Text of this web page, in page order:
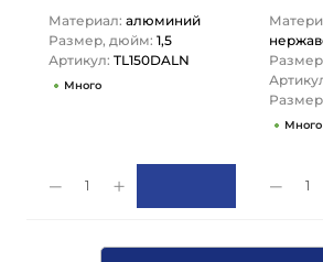
LOCK
Материал: алюминий
Размер, дюйм: 1,5
Артикул: TL150DALN
Много
1
LOCK
Много
1